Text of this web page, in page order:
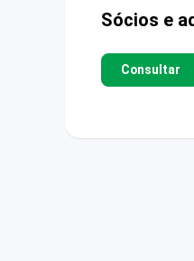
Sócios e
Consultar